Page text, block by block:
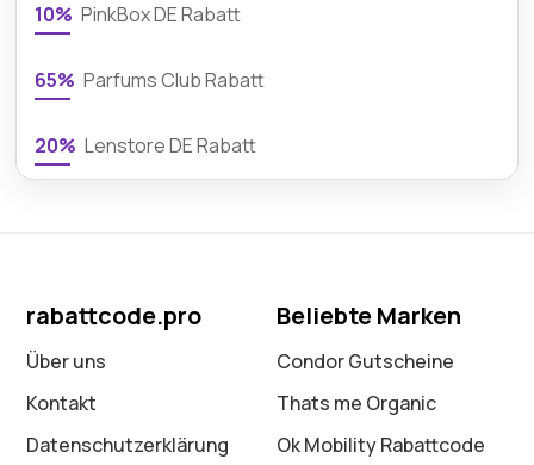
10% PinkBox DE Rabatt
65% Parfums Club Rabatt
20% Lenstore DE Rabatt
rabattcode.pro
Über uns
Kontakt
Datenschutz­erklärung
Beliebte Marken
Condor Gutscheine
Thats me Organic
Ok Mobility Rabattcode